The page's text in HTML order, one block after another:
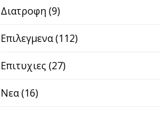
Διατροφη (9)
Επιλεγμενα(112)
Επιτυχιες (27)
Νεα(16)